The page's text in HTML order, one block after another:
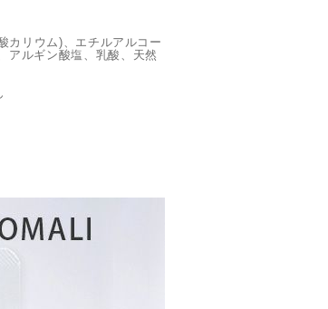
リウム)、エチルアルコー
アルギン酸塩、乳酸、天然